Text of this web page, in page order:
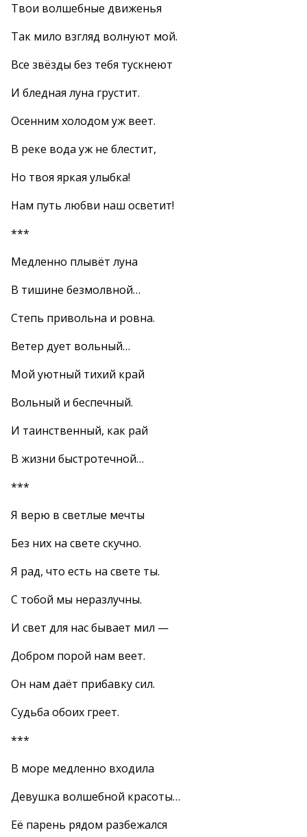
Твои волшебные движенья
Так мило взгляд волнуют мой.
Все звёзды без тебя тускнеют
И бледная луна грустит.
Осенним холодом уж веет.
В реке вода уж не блестит,
Но твоя яркая улыбка!
Нам путь любви наш осветит!
***
Медленно плывёт луна
В тишине безмолвной…
Степь привольна и ровна.
Ветер дует вольный…
Мой уютный тихий край
Вольный и беспечный.
И таинственный, как рай
В жизни быстротечной…
***
Я верю в светлые мечты
Без них на свете скучно.
Я рад, что есть на свете ты.
С тобой мы неразлучны.
И свет для нас бывает мил —
Добром порой нам веет.
Он нам даёт прибавку сил.
Судьба обоих греет.
***
В море медленно входила
Девушка волшебной красоты…
Её парень рядом разбежался